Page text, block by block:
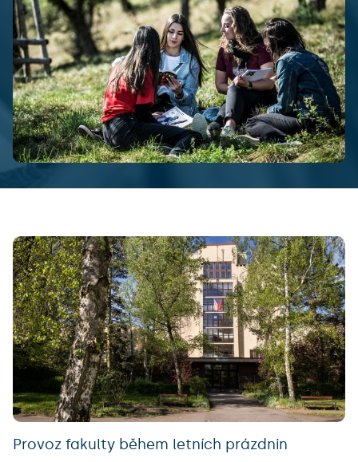
Provoz fakulty během letních prázdnin